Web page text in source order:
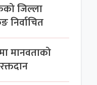
जिल्ला
निर्वाचित
मानवताको